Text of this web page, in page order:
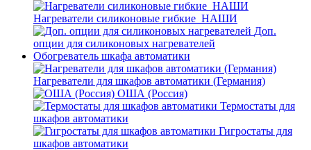
Нагреватели силиконовые гибкие_НАШИ
Доп.
опции для силиконовых нагревателей
Обогреватель шкафа автоматики
Нагреватели для шкафов автоматики (Германия)
ОША (Россия)
Термостаты для
шкафов автоматики
Гигростаты для
шкафов автоматики